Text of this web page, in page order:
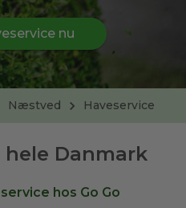
nu
Næstved Haveservice
hele Danmark
hos Go Go